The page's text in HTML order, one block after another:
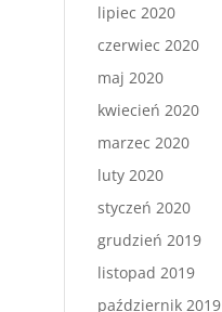
lipiec 2020
czerwiec 2020
maj 2020
kwiecień 2020
marzec 2020
luty 2020
styczeń 2020
grudzień 2019
listopad 2019
październik 2019